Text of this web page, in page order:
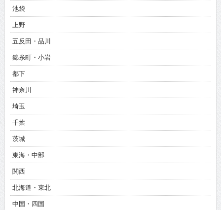
池袋
上野
五反田・品川
錦糸町・小岩
都下
神奈川
埼玉
千葉
茨城
東海・中部
関西
北海道・東北
中国・四国